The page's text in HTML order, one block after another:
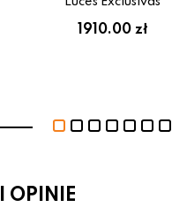
1910.00 zł
OPINIE